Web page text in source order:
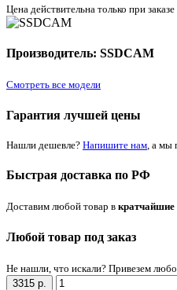
Цена действительна только при заказе
Производитель: SSDCAM
Смотреть все модели
Гарантия лучшей цены
Нашли дешевле? Напишите нам , а
Быстрая доставка по РФ
Доставим любой товар в кратчайшие
Любой товар под заказ
Не нашли, что искали? Привезем
3315 р.